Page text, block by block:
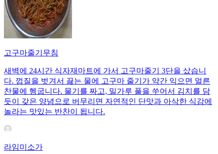
고구마줄기무침
새벽에 24시간 식자재마트에 가서 고구마줄기 3단을 샀습니
다. 껍질을 벗겨서 끓는 물에 고구마 줄기가 약간 익으면 얼른
찬물에 헹굽니다. 물기를 짜고, 밀가루 풀을 쑤어서 김치를 담
듯이 갖은 양념으로 버무리면 자연적인 단맛과 아삭한 식감에
놀라는 맛있는 반찬이 됩니다.
라임미소가